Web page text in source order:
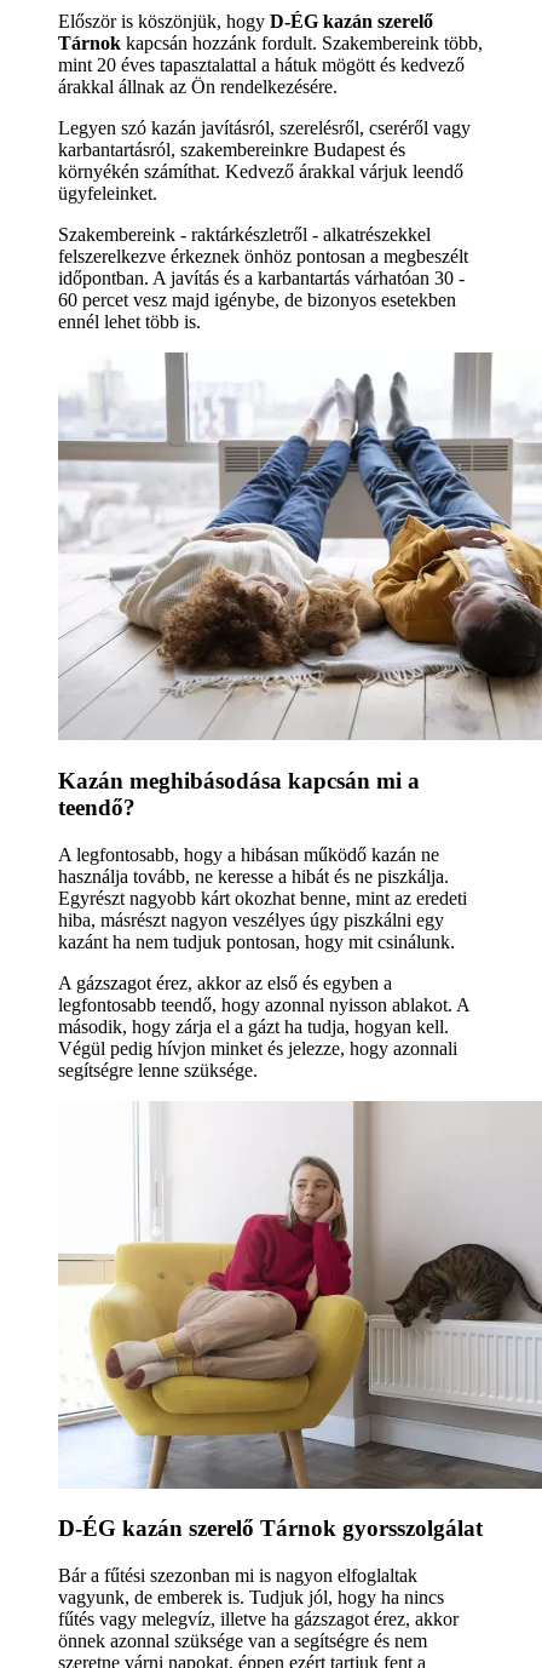
Először is köszönjük, hogy D-ÉG kazán szerelő
Tárnok kapcsán hozzánk fordult. Szakembereink több,
mint 20 éves tapasztalattal a hátuk mögött és kedvező
árakkal állnak az Ön rendelkezésére.
Legyen szó kazán javításról, szerelésről, cseréről vagy
karbantartásról, szakembereinkre Budapest és
környékén számíthat. Kedvező árakkal várjuk leendő
ügyfeleinket.
Szakembereink - raktárkészletről - alkatrészekkel
felszerelkezve érkeznek önhöz pontosan a megbeszélt
időpontban. A javítás és a karbantartás várhatóan 30 -
60 percet vesz majd igénybe, de bizonyos esetekben
ennél lehet több is.
Kazán meghibásodása kapcsán mi a
teendő?
A legfontosabb, hogy a hibásan működő kazán ne
használja tovább, ne keresse a hibát és ne piszkálja.
Egyrészt nagyobb kárt okozhat benne, mint az eredeti
hiba, másrészt nagyon veszélyes úgy piszkálni egy
kazánt ha nem tudjuk pontosan, hogy mit csinálunk.
A gázszagot érez, akkor az első és egyben a
legfontosabb teendő, hogy azonnal nyisson ablakot. A
második, hogy zárja el a gázt ha tudja, hogyan kell.
Végül pedig hívjon minket és jelezze, hogy azonnali
segítségre lenne szüksége.
D-ÉG kazán szerelő Tárnok gyorsszolgálat
Bár a fűtési szezonban mi is nagyon elfoglaltak
vagyunk, de emberek is. Tudjuk jól, hogy ha nincs
fűtés vagy melegvíz, illetve ha gázszagot érez, akkor
önnek azonnal szüksége van a segítségre és nem
szeretne várni napokat, éppen ezért tartjuk fent a